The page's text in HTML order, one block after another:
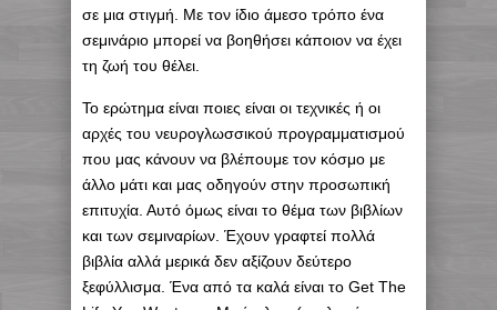
σε μια στιγμή. Με τον ίδιο άμεσο τρόπο ένα
σεμινάριο μπορεί να βοηθήσει κάποιον να έχει
τη ζωή του θέλει.
Το ερώτημα είναι ποιες είναι οι τεχνικές ή οι
αρχές του νευρογλωσσικού προγραμματισμού
που μας κάνουν να βλέπουμε τον κόσμο με
άλλο μάτι και μας οδηγούν στην προσωπική
επιτυχία. Αυτό όμως είναι το θέμα των βιβλίων
και των σεμιναρίων. Έχουν γραφτεί πολλά
βιβλία αλλά μερικά δεν αξίζουν δεύτερο
ξεφύλλισμα. Ένα από τα καλά είναι το Get The